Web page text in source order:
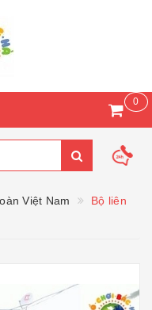
0
Việt Nam
Bộ liên